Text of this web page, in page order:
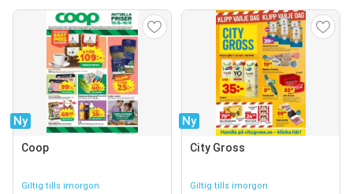
Ny
Coop
Giltig tills imorgon
Ny
City Gross
Giltig tills imorgon